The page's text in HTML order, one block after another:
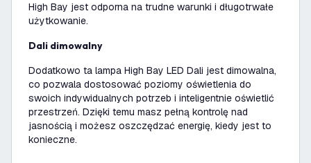
High Bay jest odporna na trudne warunki i długotrwałe
użytkowanie.
Dali dimowalny
Dodatkowo ta lampa High Bay LED Dali jest dimowalna,
co pozwala dostosować poziomy oświetlenia do
swoich indywidualnych potrzeb i inteligentnie oświetlić
przestrzeń. Dzięki temu masz pełną kontrolę nad
jasnością i możesz oszczędzać energię, kiedy jest to
konieczne.